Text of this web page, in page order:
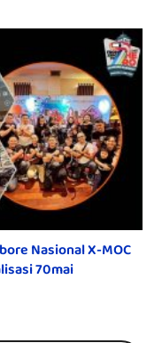
Nasional X-MOC
70mai